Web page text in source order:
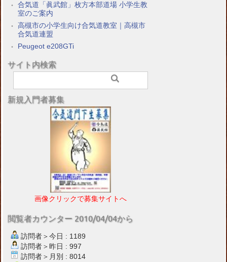
合気道「眞武館」枚方本部道場 小学生教
室のご案内
高槻市の小学生向け合気道教室｜高槻市
合気道連盟
Peugeot e208GTi
サイト内検索
新規入門者募集
画像クリックで募集サイトへ
閲覧者カウンター 2010/04/04から
訪問者＞今日 : 1189
訪問者＞昨日 : 997
訪問者＞月別 : 8014